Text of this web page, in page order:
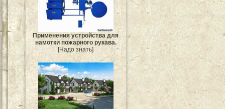
Применения устройства для
намотки пожарного рукава.
[Надо знать]